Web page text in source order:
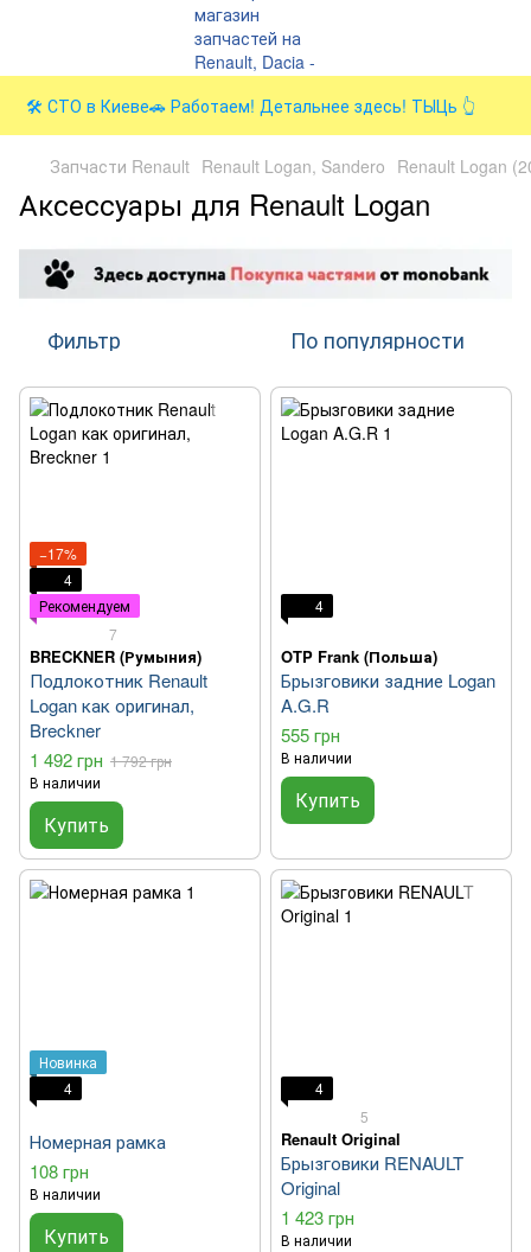
🛠️ СТО в Киеве🚗 Работаем! Детальнее здесь! ТЫЦь 👆
Запчасти Renault Renault Logan, Sandero Renault Logan
Аксессуары для Renault Logan
Фильтр По популярности
−17%
4
Рекомендуем
7
BRECKNER (Румыния)
Подлокотник Renault
Logan как оригинал,
Breckner
1 492 грн 1 792 грн
В наличии
Купить
4
OTP Frank (Польша)
Брызговики задние Logan
A.G.R
555 грн
В наличии
Купить
Новинка
4
Номерная рамка
108 грн
В наличии
Купить
4
5
Renault Original
Брызговики RENAULT
Original
1 423 грн
В наличии